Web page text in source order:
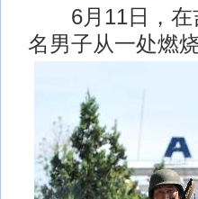
6月11日，在
名男子从一处燃